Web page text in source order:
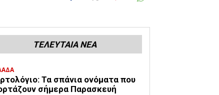
ΤΕΛΕΥΤΑΙΑ ΝΕΑ
Τα σπάνια ονόματα που
σήμερα Παρασκευή